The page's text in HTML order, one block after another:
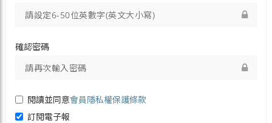
確認密碼
閱讀並同意會員隱私權保護條款
訂閱電子報